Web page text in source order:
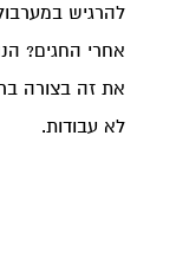
להרגיש במערבולת
אחרי החגים? הנה
את זה בצורה בריאה
לא עבודות.